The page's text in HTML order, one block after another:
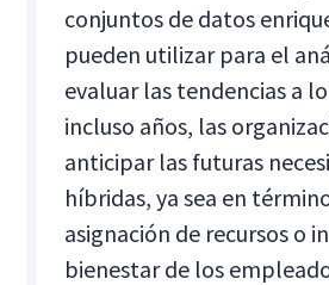
conjuntos de datos
pueden utilizar para el
evaluar las tendencias a
incluso años, las
anticipar las futuras
híbridas, ya sea en
asignación de recursos o
bienestar de los